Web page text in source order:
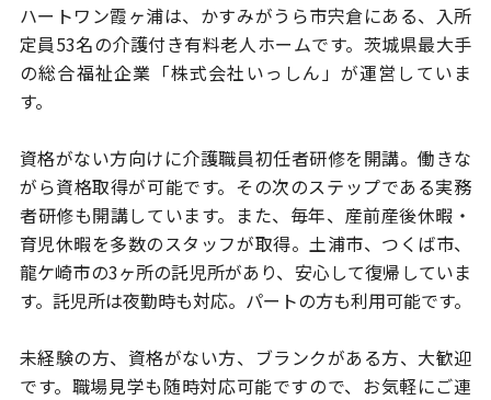
ハートワン霞ヶ浦は、かすみがうら市宍倉にある、入所
定員53名の介護付き有料老人ホームです。茨城県最大手
の総合福祉企業 「株式会社いっしん」が運営していま
す。
資格がない方向けに介護職員初任者研修を開講。働きな
がら資格取得が可能です。その次のステップである実務
者研修も開講しています。 また、毎年、産前産後休暇・
育児休暇を多数のスタッフが取得。土浦市、 つくば市、
龍ケ崎市の3ヶ所の託児所があり、安心して復帰していま
す。 託児所は夜勤時も対応。パートの方も利用可能です。
未経験の方、資格がない方、ブランクがある方、大歓迎
です。 職場見学も随時対応可能ですので、お気軽にご連